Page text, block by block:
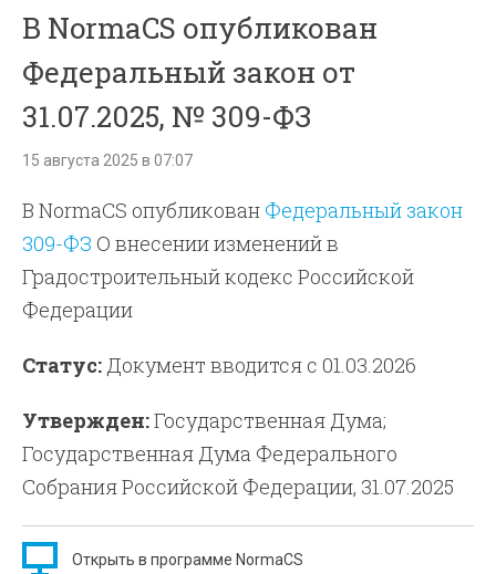
В NormaCS опубликован
Федеральный закон от
31.07.2025, № 309-ФЗ
15 августа 2025 в 07:07
В NormaCS опубликован Федеральный закон
309-ФЗ О внесении изменений в
Градостроительный кодекс Российской
Федерации
Статус: Документ вводится с 01.03.2026
Утвержден:Государственная Дума;
Государственная Дума Федерального
Собрания Российской Федерации, 31.07.2025
Открыть в программе NormaCS